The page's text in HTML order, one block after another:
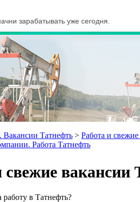
зарабатывать уже сегодня.
Вакансии Татнефть > Работа и
Работа Татнефть
свежие вакансии
работу в Татнефть?